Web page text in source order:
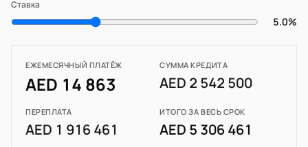
Ставка
5.0%
ЕЖЕМЕСЯЧНЫЙ ПЛАТЁЖ
AED 14 863
СУММА КРЕДИТА
AED 2 542 500
ПЕРЕПЛАТА
AED 1 916 461
ИТОГО ЗА ВЕСЬ СРОК
AED 5 306 461